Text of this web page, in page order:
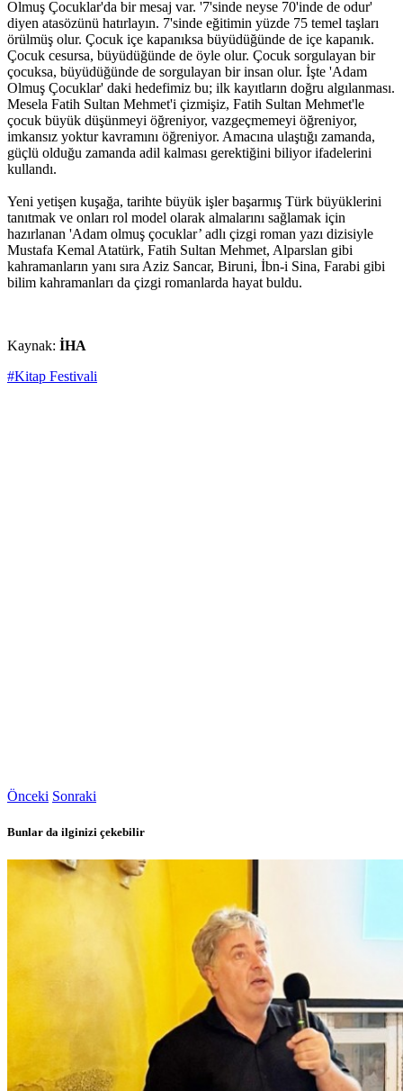
Olmuş Çocuklar'da bir mesaj var. '7'sinde neyse 70'inde de odur'
diyen atasözünü hatırlayın. 7'sinde eğitimin yüzde 75 temel taşları
örülmüş olur. Çocuk içe kapanıksa büyüdüğünde de içe kapanık.
Çocuk cesursa, büyüdüğünde de öyle olur. Çocuk sorgulayan bir
çocuksa, büyüdüğünde de sorgulayan bir insan olur. İşte 'Adam
Olmuş Çocuklar' daki hedefimiz bu; ilk kayıtların doğru algılanması.
Mesela Fatih Sultan Mehmet'i çizmişiz, Fatih Sultan Mehmet'le
çocuk büyük düşünmeyi öğreniyor, vazgeçmemeyi öğreniyor,
imkansız yoktur kavramını öğreniyor. Amacına ulaştığı zamanda,
güçlü olduğu zamanda adil kalması gerektiğini biliyor ifadelerini
kullandı.
Yeni yetişen kuşağa, tarihte büyük işler başarmış Türk büyüklerini
tanıtmak ve onları rol model olarak almalarını sağlamak için
hazırlanan 'Adam olmuş çocuklar’ adlı çizgi roman yazı dizisiyle
Mustafa Kemal Atatürk, Fatih Sultan Mehmet, Alparslan gibi
kahramanların yanı sıra Aziz Sancar, Biruni, İbn-i Sina, Farabi gibi
bilim kahramanları da çizgi romanlarda hayat buldu.
Kaynak: İHA
#Kitap Festivali
Önceki Sonraki
Bunlar da ilginizi çekebilir